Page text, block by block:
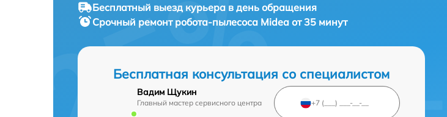
Бесплатный выезд курьера в день обращения
Срочный ремонт робота-пылесоса Midea от 35 минут
Бесплатная консультация со специалистом
Вадим Щукин
Главный мастер сервисного центра